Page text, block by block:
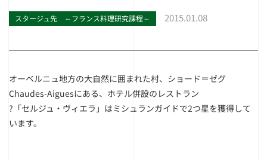
スタージュ先 ～フランス料理研究課程～ 2015.01.08
オーベルニュ地方の大自然に囲まれた村、ショード＝ゼグ
Chaudes-Aiguesにある、ホテル併設のレストラン
?「セルジュ・ヴィエラ」はミシュランガイドで2つ星を獲得して
います。